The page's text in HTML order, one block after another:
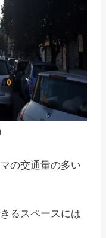
の交通量の多い
るスペースには